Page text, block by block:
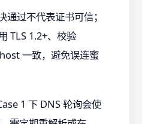
通过不代表证书可信；
TLS 1.2+、校验
一致，避免误连蜜
1 下 DNS 轮询会使